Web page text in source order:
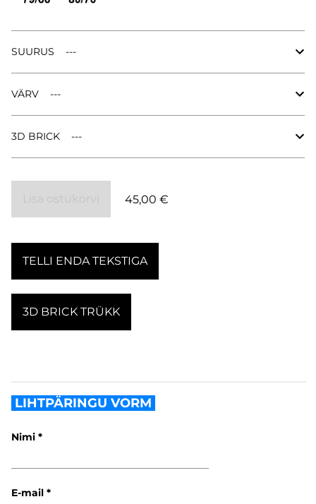
SUURUS
VÄRV
3D BRICK
45,00 €
TELLI ENDA TEKSTIGA
3D BRICK TRÜKK
LIHTPÄRINGU VORM
Nimi
E-mail